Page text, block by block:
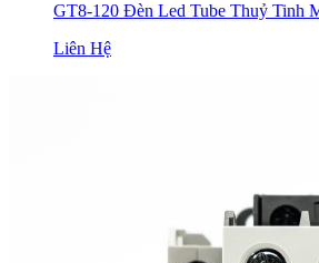
GT8-120 Đèn Led Tube Thuỷ Tinh
Liên Hệ